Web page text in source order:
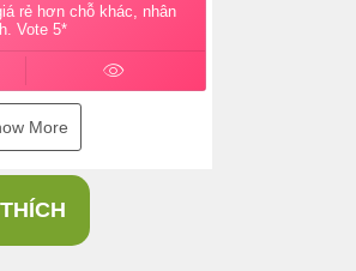
rẻ hơn chỗ khác, nhân
Vote 5*
More